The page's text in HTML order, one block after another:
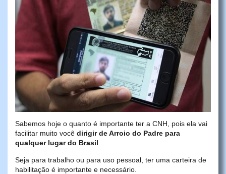
Sabemos hoje o quanto é importante ter a CNH, pois ela vai
facilitar muito você dirigir de Arroio do Padre para
qualquer lugar do Brasil.
Seja para trabalho ou para uso pessoal, ter uma carteira de
habilitação é importante e necessário.